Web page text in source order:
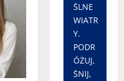
ŚLNE
WIATR
Y.
PODR
ÓŻUJ,
ŚNIJ,